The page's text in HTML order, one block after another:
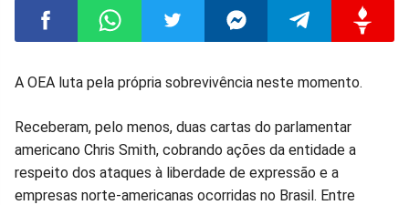
Compartilhar
no
Facebook
Compartilhar
no
Whatsapp
Compartilhar
no
Twitter
Compartilhar
no
Messenger
Compartilhar
no
Telegram
no
A OEA luta pela própria sobrevivência neste momento.
Receberam, pelo menos, duas cartas do parlamentar
americano Chris Smith, cobrando ações da entidade a
respeito dos ataques à liberdade de expressão e a
empresas norte-americanas ocorridas no Brasil. Entre